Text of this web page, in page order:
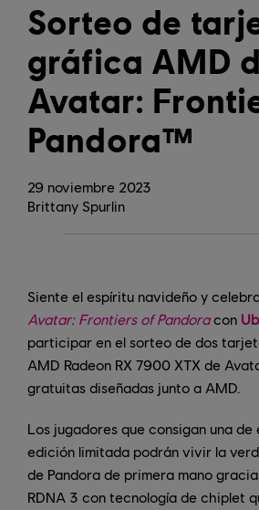
29 noviembre 2023
Sorteo de
gráfica AMD
Avatar:
Pandora™
Brittany Spurlin
Siente el espíritu navideño y
Avatar: Frontiers of Pandoracon
participar en el sorteo de dos
AMD Radeon RX 7900 XTX de
gratuitas diseñadas junto a AMD.
Los jugadores que consigan una de
edición limitada podrán vivir la
de Pandora de primera mano
RDNA 3 con tecnología de chiplet